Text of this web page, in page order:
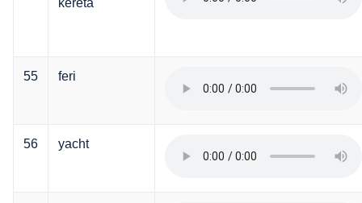
55 feri
56 yacht